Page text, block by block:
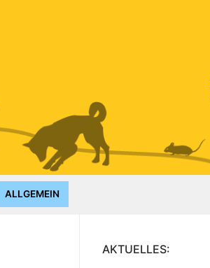
ALLGEMEIN
AKTUELLES: